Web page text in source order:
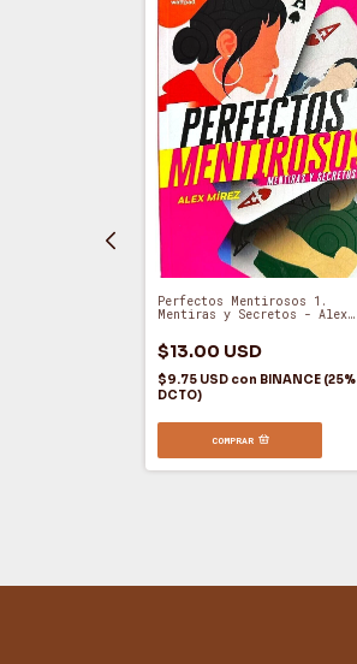
Perfectos Mentirosos 1.
Mentiras y Secretos - Alex
$13.00 USD
$9.75 USD con BINANCE (25%
DCTO)
COMPRAR